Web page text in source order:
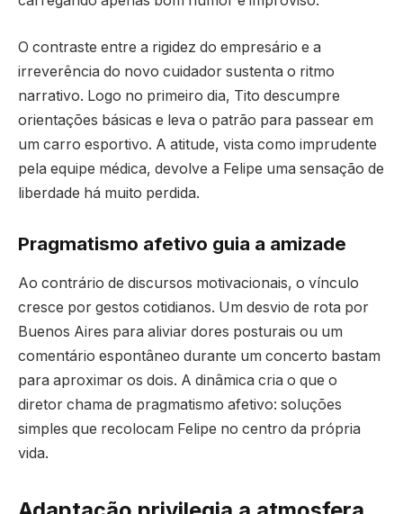
O contraste entre a rigidez do empresário e a
irreverência do novo cuidador sustenta o ritmo
narrativo. Logo no primeiro dia, Tito descumpre
orientações básicas e leva o patrão para passear em
um carro esportivo. A atitude, vista como imprudente
pela equipe médica, devolve a Felipe uma sensação de
liberdade há muito perdida.
Pragmatismo afetivo guia a amizade
Ao contrário de discursos motivacionais, o vínculo
cresce por gestos cotidianos. Um desvio de rota por
Buenos Aires para aliviar dores posturais ou um
comentário espontâneo durante um concerto bastam
para aproximar os dois. A dinâmica cria o que o
diretor chama de pragmatismo afetivo: soluções
simples que recolocam Felipe no centro da própria
vida.